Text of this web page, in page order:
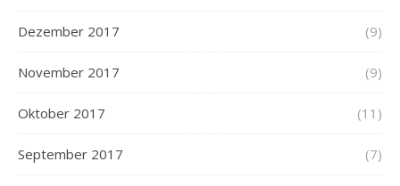
Dezember 2017 (9)
November 2017 (9)
Oktober 2017 (11)
September 2017 (7)